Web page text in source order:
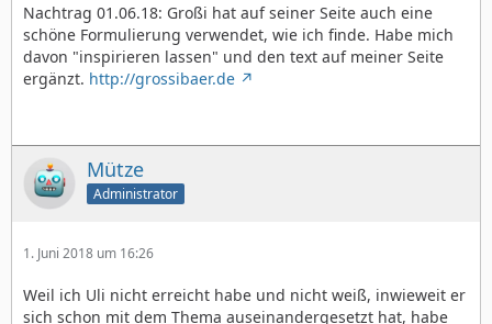
Nachtrag 01.06.18: Großi hat auf seiner Seite auch eine
schöne Formulierung verwendet, wie ich finde. Habe mich
davon "inspirieren lassen" und den text auf meiner Seite
ergänzt. http://grossibaer.de
Mütze
Administrator
1. Juni 2018 um 16:26
Weil ich Uli nicht erreicht habe und nicht weiß, inwieweit er
sich schon mit dem Thema auseinandergesetzt hat, habe